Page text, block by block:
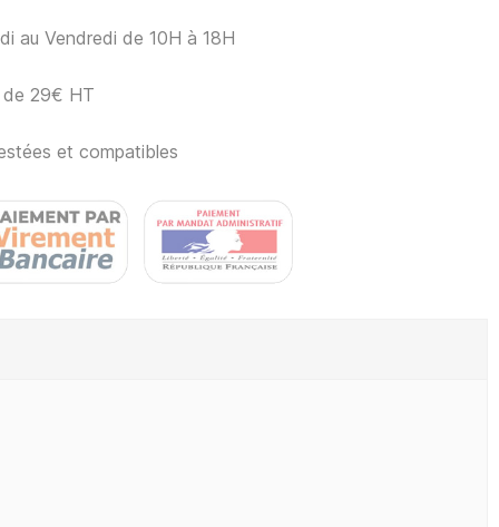
au Vendredi de 10H à 18H
29€ HT
et compatibles